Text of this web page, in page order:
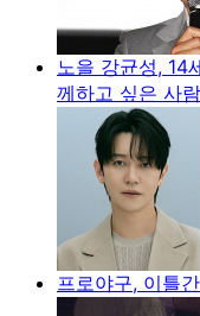
노을 강균성, 14
께하고 싶은 사
프로야구, 이틀